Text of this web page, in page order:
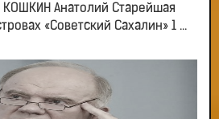
КОШКИН Анатолий Старейшая
«Советский Сахалин» 1 ...